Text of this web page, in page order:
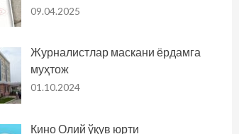
09.04.2025
Журналистлар маскани ёрдамга
муҳтож
01.10.2024
Кино Олий ўқув юрти